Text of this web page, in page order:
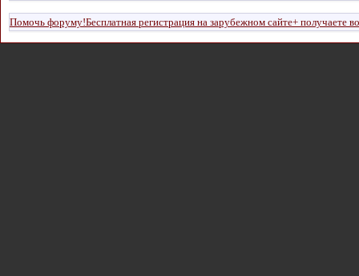
Помочь форуму!Бесплатная регистрация на зарубежном сайте+ получаете